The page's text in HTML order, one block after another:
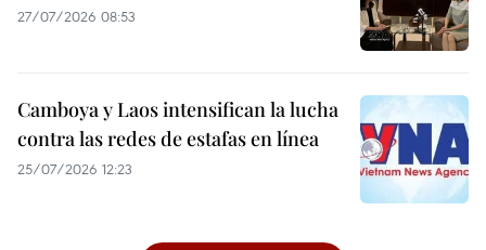
27/07/2026 08:53
Camboya y Laos intensifican la lucha
contra las redes de estafas en línea
25/07/2026 12:23